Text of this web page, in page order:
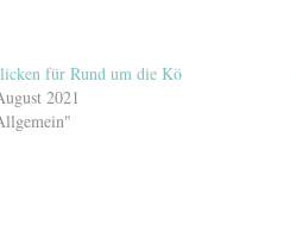
für Rund um die Kö
2021